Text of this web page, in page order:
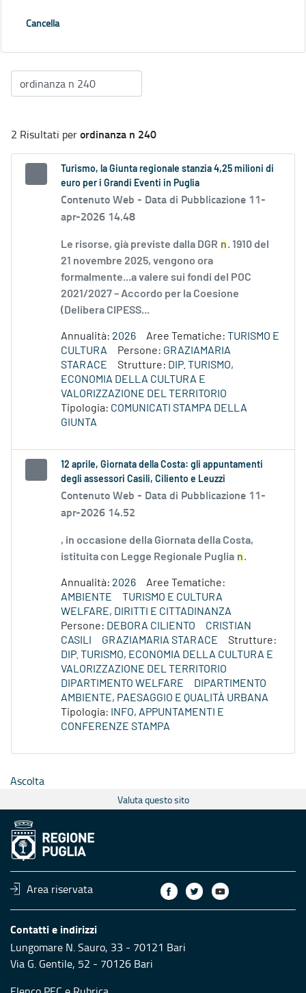
Cancella
2 Risultati perordinanza n 240
Turismo, la Giunta regionale stanzia 4,25 milioni di
euro per i Grandi Eventi in Puglia
Contenuto Web - Data di Pubblicazione 11-
apr-2026 14.48
Le risorse, già previste dalla DGR n. 1910 del
21 novembre 2025, vengono ora
formalmente...a valere sui fondi del POC
2021/2027 – Accordo per la Coesione
(Delibera CIPESS...
Annualità: 2026 Aree Tematiche: TURISMO E
CULTURA
Persone: GRAZIAMARIA
STARACE
Strutture: DIP. TURISMO,
ECONOMIA DELLA CULTURA E
VALORIZZAZIONE DEL TERRITORIO
Tipologia: COMUNICATI STAMPA DELLA
GIUNTA
12 aprile, Giornata della Costa: gli appuntamenti
degli assessori Casili, Ciliento e Leuzzi
Contenuto Web - Data di Pubblicazione 11-
apr-2026 14.52
, in occasione della Giornata della Costa,
istituita con Legge Regionale Puglia n.
Annualità: 2026
Aree Tematiche:
AMBIENTE
TURISMO E CULTURA
WELFARE, DIRITTI E CITTADINANZA
Persone: DEBORA CILIENTO
CRISTIAN
CASILI
GRAZIAMARIA STARACE
Strutture:
DIP. TURISMO, ECONOMIA DELLA CULTURA E
VALORIZZAZIONE DEL TERRITORIO
DIPARTIMENTO WELFARE
DIPARTIMENTO
AMBIENTE, PAESAGGIO E QUALITÀ URBANA
Tipologia:
INFO, APPUNTAMENTI E
CONFERENZE STAMPA
Ascolta
Valuta questo sito
Area riservata
Contatti e indirizzi
Lungomare N. Sauro, 33 - 70121 Bari
Via G. Gentile, 52 - 70126 Bari